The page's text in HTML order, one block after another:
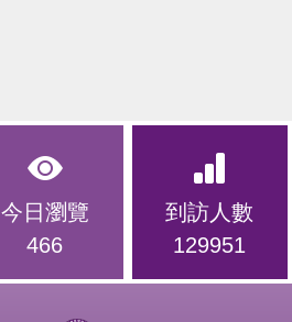
今日瀏覽
466
到訪人數
129951